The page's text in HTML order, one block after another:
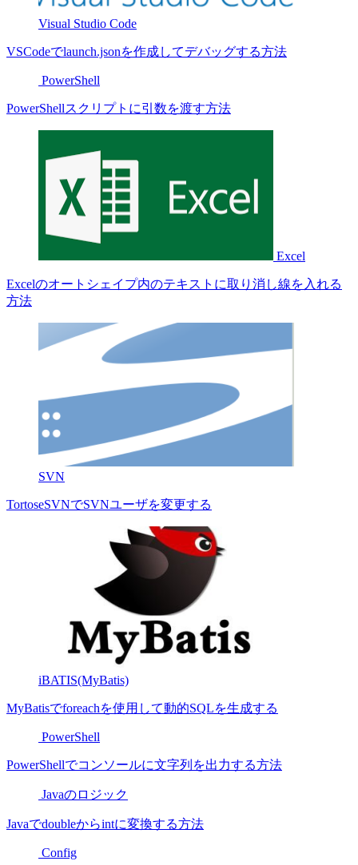
Visual Studio Code
VSCodeでlaunch.jsonを作成してデバッグする方法
PowerShell
PowerShellスクリプトに引数を渡す方法
Excel
Excelのオートシェイプ内のテキストに取り消し線を入れる
方法
SVN
TortoseSVNでSVNユーザを変更する
iBATIS(MyBatis)
MyBatisでforeachを使用して動的SQLを生成する
PowerShell
PowerShellでコンソールに文字列を出力する方法
Javaのロジック
Javaでdoubleからintに変換する方法
Config